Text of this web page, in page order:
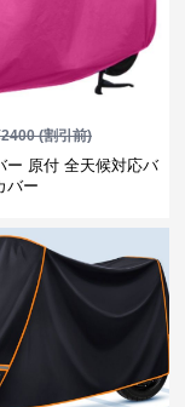
2400(割引前)
ー 原付 全天候対応バ
バー